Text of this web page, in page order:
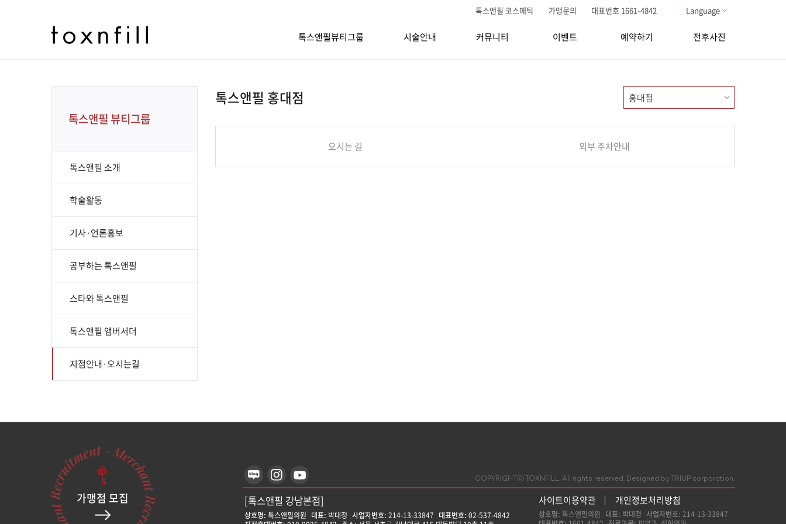
톡스앤필 코스메틱 가맹문의 대표번호 1661-4842 Language
톡스앤필뷰티그룹 시술안내 커뮤니티 이벤트 예약하기 전후사진
톡스앤필 뷰티그룹
톡스앤필 소개
학술활동
기사·언론홍보
공부하는 톡스앤필
스타와 톡스앤필
톡스앤필 앰버서더
지점안내·오시는길
톡스앤필 홍대점
오시는 길 외부 주차안내
서울 마포구 양화로 162, 좋은사람들빌딩 11~12층 네이버 지도
서울 마포구 양화로 162, 건물 뒤(후문,메가커피 앞) 네이버 지도
가맹점 모집
COPYRIGHTⓒ TOXNFILL. All rights reserved. Designed by TRIUP corporation.
[톡스앤필 강남본점]
상호명: 톡스앤필의원 대표: 박대정 사업자번호: 214-13-33847 대표번호: 02-537-4842
사이트이용약관 개인정보처리방침
상호명: 톡스앤필의원 대표: 박대정 사업자번호: 214-13-33847